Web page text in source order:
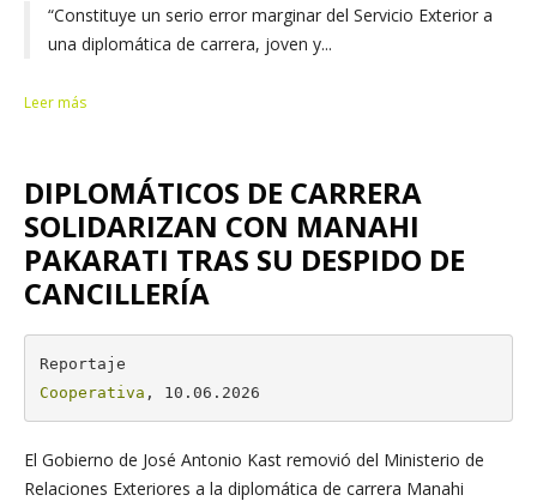
“Constituye un serio error marginar del Servicio Exterior a
una diplomática de carrera, joven y...
Leer más
DIPLOMÁTICOS DE CARRERA
SOLIDARIZAN CON MANAHI
PAKARATI TRAS SU DESPIDO DE
CANCILLERÍA
Cooperativa , 10.06.2026
El Gobierno de José Antonio Kast removió del Ministerio de
Relaciones Exteriores a la diplomática de carrera Manahi